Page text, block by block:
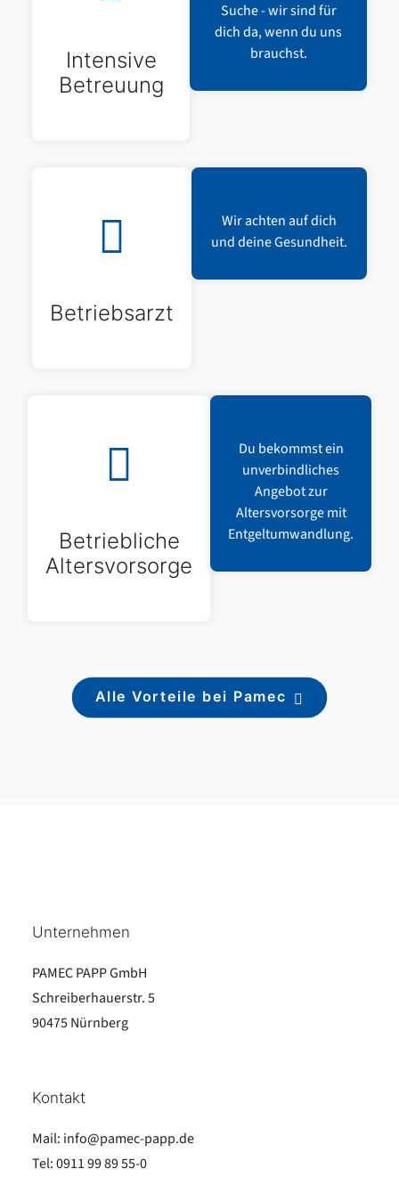
Intensive
Betreuung
Suche - wir sind für
dich da, wenn du uns
brauchst.
Betriebsarzt
Wir achten auf dich
und deine Gesundheit.
Betriebliche
Altersvorsorge
Du bekommst ein
unverbindliches
Angebot zur
Altersvorsorge mit
Entgeltumwandlung.
Alle Vorteile bei Pamec
Unternehmen
PAMEC PAPP GmbH
Schreiberhauerstr. 5
90475 Nürnberg
Kontakt
Mail: info@pamec-papp.de
Tel:0911 99 89 55-0